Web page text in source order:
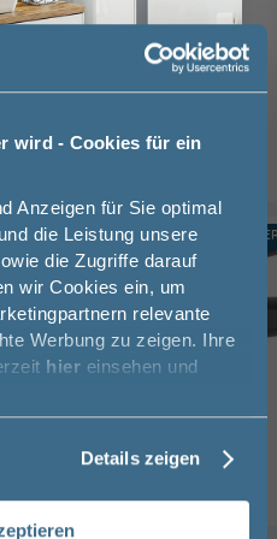
wird - Cookies für ein
Anzeigen für Sie optimal
die Leistung unsere
die Zugriffe darauf
wir Cookies ein, um
relevante
Werbung zu zeigen. Ihre
hier einsehen und
Details zeigen
sparen!
zu unserem
sparen Sie
Bestellung!